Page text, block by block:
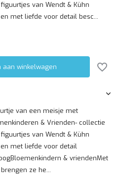
van Wendt & Kühn
met liefde voor detail besc...
aan winkelwagen
van een meisje met
& Vrienden- collectie
van Wendt & Kühn
met liefde voor detail
& vriendenMet
ze he...